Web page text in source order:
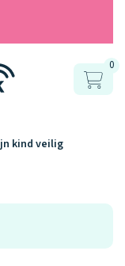
0
kind veilig